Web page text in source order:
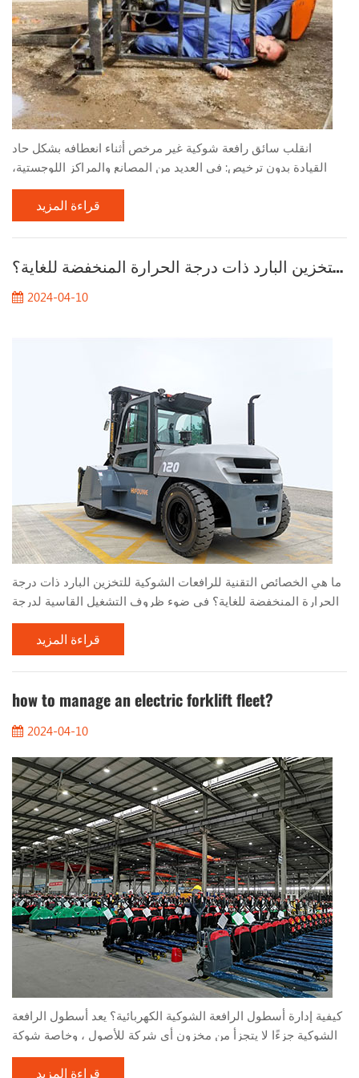
انقلب سائق رافعة شوكية غير مرخص أثناء انعطافه بشكل حاد
القيادة بدون ترخيص: في العديد من المصانع والمراكز اللوجستية،
وبسبب احتياجات الإنتاج العاجلة، يتم أحيانًا تعيين العمال الذين
يفتقرون إلى التدريب المؤهل والمؤهلات لتشغيل الرافعات الشوكية .
ويفتقر هؤلاء السائقون غير المرخصين إلى الفهم والمهارات
الأساسية في تشغيل الرافعة الشوكية، مما يؤدي إلى سلوك قيادة
غير لائق. منعطف سريع جدًا وحاد جدًا: في بيئة...
قراءة المزيد
ما هي الخصائص التقنية للرافعات الشوكية للتخزين البارد ذات درجة الحرارة المنخفضة للغاية؟
2024-04-10
ما هي الخصائص التقنية للرافعات الشوكية للتخزين البارد ذات درجة
الحرارة المنخفضة للغاية؟ في ضوء ظروف التشغيل القاسية لدرجة
الحرارة المنخفضة والرطوبة العالية في التخزين البارد، يجب أن
تهدف الرافعات الشوكية للتخزين البارد إلى تلبية الخصائص التقنية
واتخاذ التدابير المضادة لضمان التشغيل العادي للرافعة الشوكية.
التدابير المحددة هي كما يلي: 1. موثوقية المكونات الكهربائية التدابير
الرئيسية المتخذة للمكونا...
قراءة المزيد
how to manage an electric forklift fleet?
2024-04-10
كيفية إدارة أسطول الرافعة الشوكية الكهربائية؟ يعد أسطول الرافعة
الشوكية جزءًا لا يتجزأ من مخزون أي شركة للأصول ، وخاصة شوكة
الشوكة الكهربائية. يستخدمون بطاريات الحمضات الرصاصية أو
بطاريات الليثيوم ، والتي تكون أكثر كفاءة وصديقة للبيئة من شوكة
قراءة المزيد